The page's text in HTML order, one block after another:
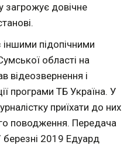
загрожує довічне
підопічними
області на
відеозвернення і
програми ТБ Україна. У
приїхати до них
поводження. Передача
2019 Едуард